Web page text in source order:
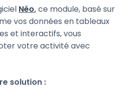
Néo,ce module, basé sur
vos données en tableaux
et interactifs, vous
votre activité avec
solution :